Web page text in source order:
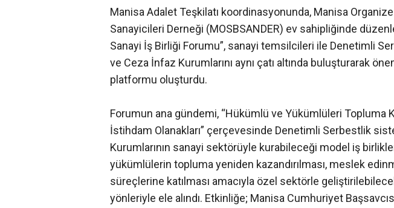
Manisa Adalet Teşkilatı koordinasyonunda, Manisa
Sanayicileri Derneği (MOSBSANDER) ev sahipliğinde
Sanayi İş Birliği Forumu”, sanayi temsilcileri ile Denetimli
ve Ceza İnfaz Kurumlarını aynı çatı altında buluşturarak
platformu oluşturdu.
Forumun ana gündemi, “Hükümlü ve Yükümlüleri Topluma
İstihdam Olanakları” çerçevesinde Denetimli Serbestlik
Kurumlarının sanayi sektörüyle kurabileceği model iş
yükümlülerin topluma yeniden kazandırılması, meslek
süreçlerine katılması amacıyla özel sektörle
yönleriyle ele alındı. Etkinliğe; Manisa Cumhuriyet